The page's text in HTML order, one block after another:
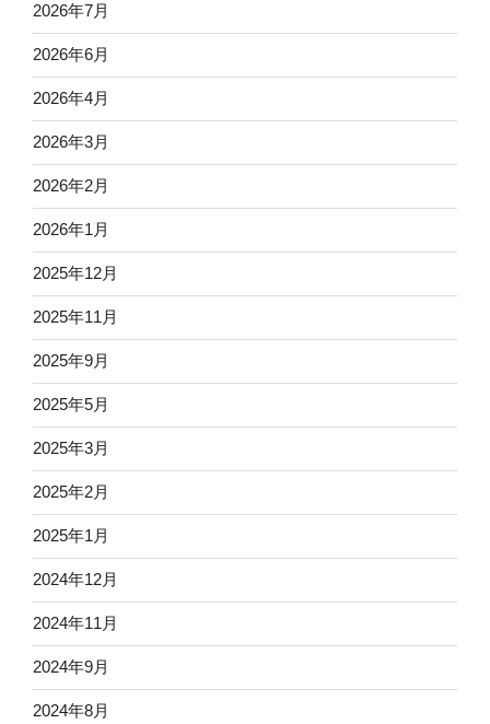
2026年7月
2026年6月
2026年4月
2026年3月
2026年2月
2026年1月
2025年12月
2025年11月
2025年9月
2025年5月
2025年3月
2025年2月
2025年1月
2024年12月
2024年11月
2024年9月
2024年8月